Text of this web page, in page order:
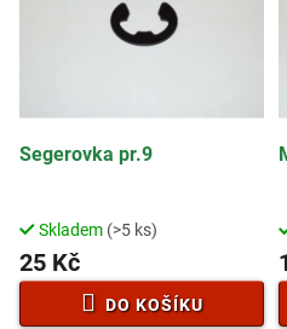
ů
o
d
ů
Segerovka pr.9
Skladem (>5 ks)
25 Kč
DO KOŠÍKU